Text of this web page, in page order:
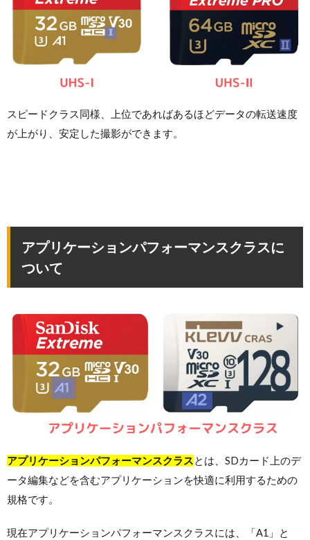
スピードクラス同様、上位であればあるほどデータの転送速度
が上がり、安定した撮影ができます。
アプリケーションパフォーマンスクラスに
ついて
アプリケーションパフォーマンスクラスとは、SDカード上のデ
ータ編集などを含むアプリケーションを快適に利用するための
規格です。
現在アプリケーションパフォーマンスクラスには、「A1」と